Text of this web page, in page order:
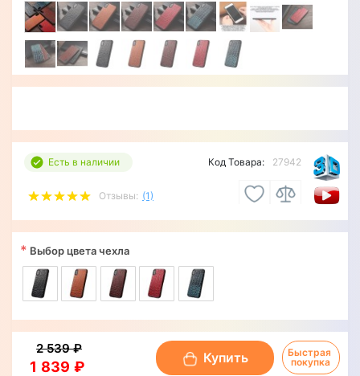
Есть в наличии
Отзывы: (1)
Код Товара: 27942
* Выбор цвета чехла
1 839 ₽
2 539 ₽
Купить
Быстрая
покупка